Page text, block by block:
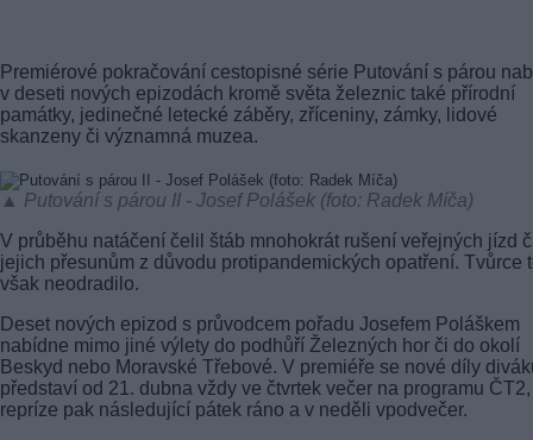
Premiérové pokračování cestopisné série Putování s párou
v deseti nových epizodách kromě světa železnic také přírodní
památky, jedinečné letecké záběry, zříceniny, zámky, lidové
skanzeny či významná muzea.
▲ Putování s párou II - Josef Polášek (foto: Radek Míča)
V průběhu natáčení čelil štáb mnohokrát rušení veřejných jízd
jejich přesunům z důvodu protipandemických opatření. Tvůrce
však neodradilo.
Deset nových epizod s průvodcem pořadu Josefem Poláškem
nabídne mimo jiné výlety do podhůří Železných hor či do okolí
Beskyd nebo Moravské Třebové. V premiéře se nové díly
představí od 21. dubna vždy ve čtvrtek večer na programu
repríze pak následující pátek ráno a v neděli vpodvečer.